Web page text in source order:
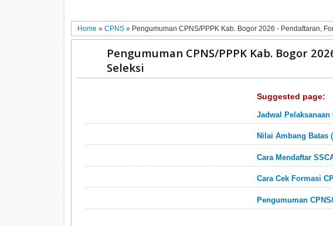
Home » CPNS » Pengumuman CPNS/PPPK Kab. Bogor 2026 - Pendaftaran,
Pengumuman CPNS/PPPK Kab. Bogor
Seleksi
Suggested page:
Jadwal Pelaksanaan
Nilai Ambang Batas
Cara Mendaftar
Cara Cek Formasi
Pengumuman